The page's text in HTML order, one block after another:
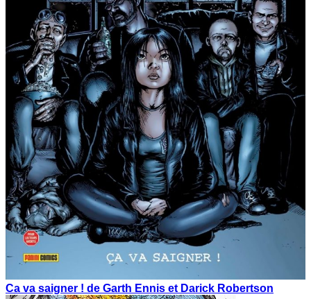
Ca va saigner ! de Garth Ennis et Darick Robertson